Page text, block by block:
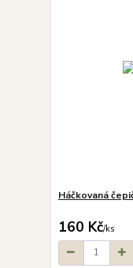
Háčkovaná
160 Kč/ks